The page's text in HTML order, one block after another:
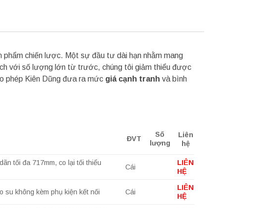
phẩm chiến lược. Một sự đầu tư dài hạn nhằm mang
với số lượng lớn từ trước, chúng tôi giảm thiểu được
phép Kiên Dũng đưa ra mức giá cạnh tranh và bình
ĐVT
Số
lượng
Liên
hệ
tối đa 717mm, co lại tối thiểu
Cái
LIÊN
HỆ
su không kèm phụ kiện kết nối Cái
LIÊN
HỆ